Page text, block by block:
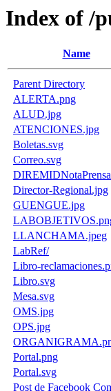
Index of /
Name
Parent Directory
ALERTA.png
ALUD.jpg
ATENCIONES.jpg
Boletas.svg
Correo.svg
Director-Regional.jpg
GUENGUE.jpg
LLANCHAMA.jpeg
LabRef/
Libro-
Libro.svg
Mesa.svg
OMS.jpg
OPS.jpg
Portal.png
Portal.svg
Post de Facebook